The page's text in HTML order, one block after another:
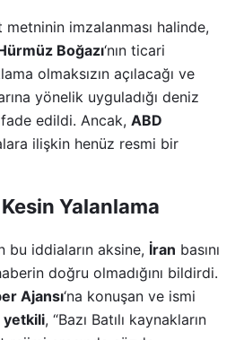
imzalanması halinde,
Boğazı‘nın ticari
olmaksızın açılacağı ve
yönelik uyguladığı deniz
edildi. Ancak, ABD
ilişkin henüz resmi bir
Yalanlama
bu iddiaların aksine, İran basını
doğru olmadığını bildirdi.
Ajansı‘na konuşan ve ismi
yetkili, “Bazı Batılı kaynakların